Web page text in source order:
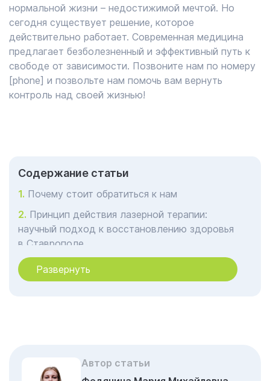
нормальной жизни – недостижимой мечтой. Но
сегодня существует решение, которое
действительно работает. Современная медицина
предлагает безболезненный и эффективный путь к
свободе от зависимости. Позвоните нам по номеру
[phone] и позвольте нам помочь вам вернуть
контроль над своей жизнью!
Cодержание статьи
Почему стоит обратиться к нам
Принцип действия лазерной терапии:
научный подход к восстановлению здоровья
в Ставрополе
Лазерное кодирование в Ставрополе:
когда технология становится искусством
Ставрополе: от первой консультации до
результата
Развернуть
Автор статьи